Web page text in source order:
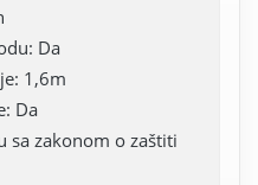
Da
1,6m
Da
sa zakonom o zaštiti